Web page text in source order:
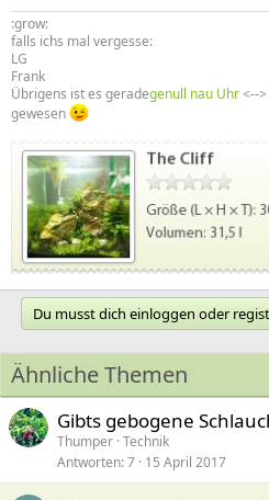
:grow:
falls ichs mal vergesse:
LG
Frank
Übrigens ist es geradegenull nau Uhr<--
gewesen
Du musst dich einloggen oder
Ähnliche Themen
Gibts gebogene
Thumper Technik
Antworten 7 15 April 2017